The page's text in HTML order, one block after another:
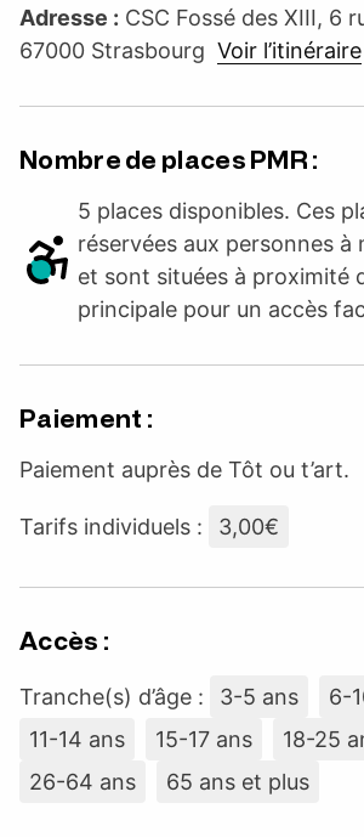
Adresse : CSC Fossé des XIII, 6
67000 Strasbourg Voir l’itinéraire
Nombre de places PMR :
5 places disponibles. Ces
réservées aux personnes à
et sont situées à proximité
principale pour un accès
Paiement :
Paiement auprès de Tôt ou t’art.
Tarifs individuels : 3,00€
Accès :
Tranche(s) d’âge : 3-5 ans
6-
11-14 ans
15-17 ans
18-25
26-64 ans
65 ans et plus